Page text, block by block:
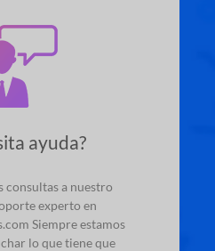
ayuda?
consultas a nuestro
experto en
Siempre estamos
lo que tiene que